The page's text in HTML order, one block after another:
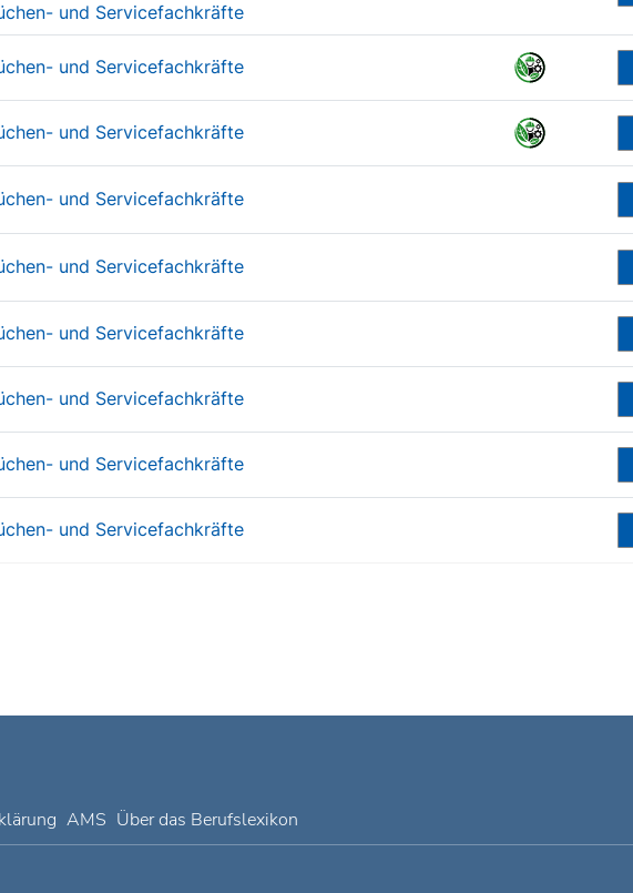
und Servicefachkräfte
und Servicefachkräfte
und Servicefachkräfte
und Servicefachkräfte
und Servicefachkräfte
und Servicefachkräfte
und Servicefachkräfte
und Servicefachkräfte
und Servicefachkräfte
AMS Über das Berufslexikon